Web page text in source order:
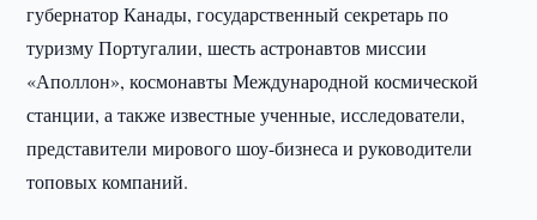
губернатор Канады, государственный секретарь по
туризму Португалии, шесть астронавтов миссии
«Аполлон», космонавты Международной космической
станции, а также известные ученные, исследователи,
представители мирового шоу-бизнеса и руководители
топовых компаний.